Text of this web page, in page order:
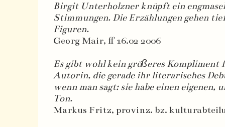
Birgit Unterholzner knüpft ein
Stimmungen. Die Erzählungen gehen
Figuren.
Georg Mair, ff 16.02 2006
Es gibt wohl kein größeres Kompliment
Autorin, die gerade ihr literarisches
wenn man sagt: sie habe einen eigenen,
Ton.
Markus Fritz, provinz. bz.